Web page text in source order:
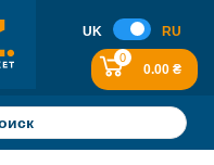
UK RU
0
0.00 ₴